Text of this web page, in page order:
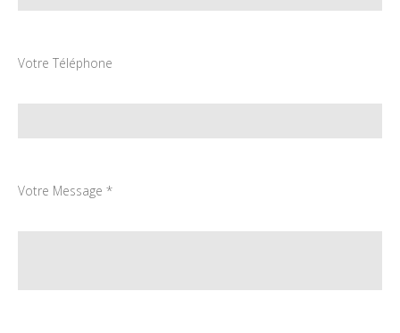
Votre Téléphone
Votre Message *